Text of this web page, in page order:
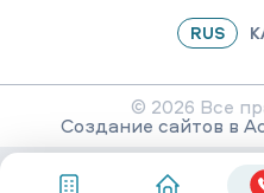
RUS
© 2026 Все
Создание сайтов в